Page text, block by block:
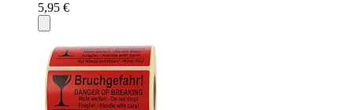
5,95 €